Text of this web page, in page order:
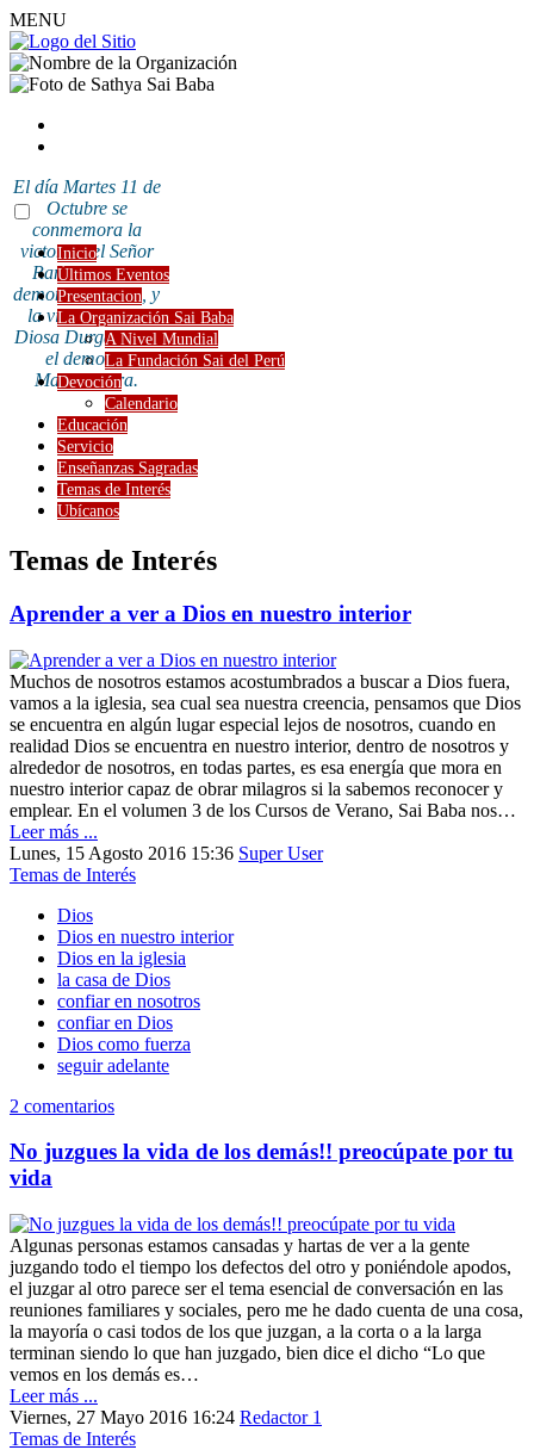
MENU
El día Martes 11 de
Octubre se
conmemora la
victoria del Señor
Rama sobre el
demonio Ravana, y
la victoria de la
Diosa Durga sobre
el demonio
Mahishasura.
Inicio
Últimos Eventos
Presentacion
La Organización Sai Baba
A Nivel Mundial
La Fundación Sai del Perú
Devoción
Calendario
Educación
Servicio
Enseñanzas Sagradas
Temas de Interés
Ubícanos
Temas de Interés
Aprender a ver a Dios en nuestro interior
Muchos de nosotros estamos acostumbrados a buscar a Dios fuera,
vamos a la iglesia, sea cual sea nuestra creencia, pensamos que Dios
se encuentra en algún lugar especial lejos de nosotros, cuando en
realidad Dios se encuentra en nuestro interior, dentro de nosotros y
alrededor de nosotros, en todas partes, es esa energía que mora en
nuestro interior capaz de obrar milagros si la sabemos reconocer y
emplear. En el volumen 3 de los Cursos de Verano, Sai Baba nos…
Leer más ...
Lunes, 15 Agosto 2016 15:36 Super User
Temas de Interés
Dios
Dios en nuestro interior
Dios en la iglesia
la casa de Dios
confiar en nosotros
confiar en Dios
Dios como fuerza
seguir adelante
2 comentarios
No juzgues la vida de los demás!! preocúpate por tu
vida
Algunas personas estamos cansadas y hartas de ver a la gente
juzgando todo el tiempo los defectos del otro y poniéndole apodos,
el juzgar al otro parece ser el tema esencial de conversación en las
reuniones familiares y sociales, pero me he dado cuenta de una cosa,
la mayoría o casi todos de los que juzgan, a la corta o a la larga
terminan siendo lo que han juzgado, bien dice el dicho “Lo que
vemos en los demás es…
Leer más ...
Viernes, 27 Mayo 2016 16:24 Redactor 1
Temas de Interés